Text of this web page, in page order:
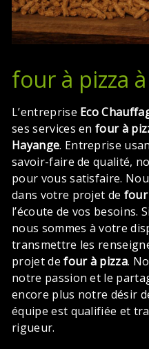
four à pizza
L’entreprise Eco
ses services enfour à
Hayange. Entreprise
savoir-faire de qualité,
pour vous satisfaire.
dans votre projet de four
l’écoute de vos besoins.
nous sommes à votre
transmettre les
projet defour à pizza.
notre passion et le
encore plus notre désir
équipe est qualifiée et
rigueur.